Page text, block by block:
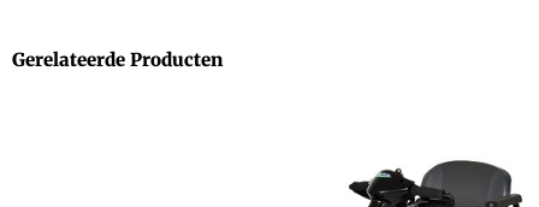
Gerelateerde Producten